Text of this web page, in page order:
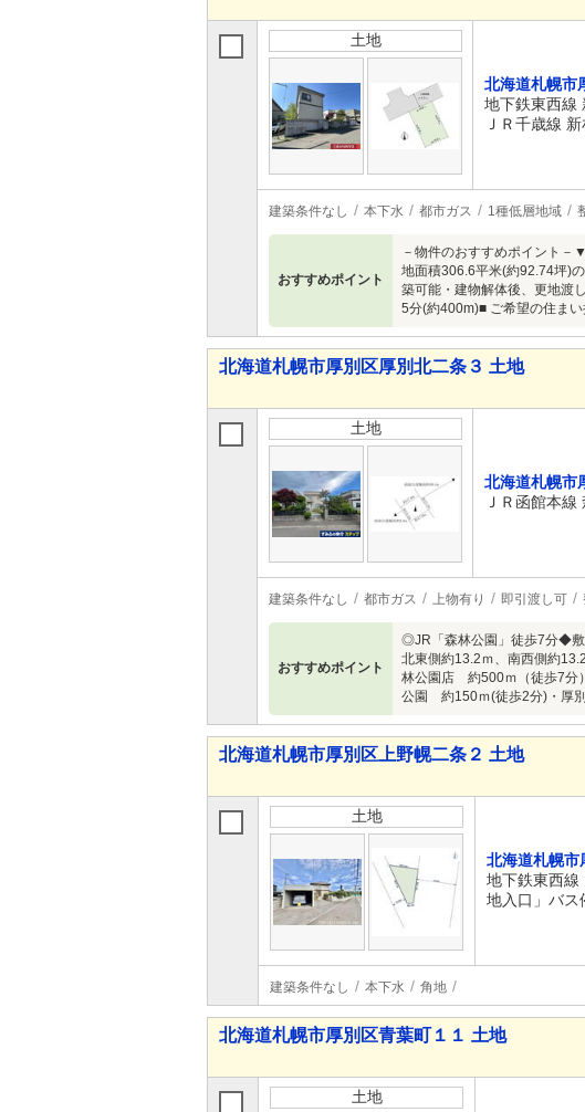
土地
北海道札幌市
地下鉄東西線
ＪＲ千歳線
建築条件なし 本下水 都市ガス 1種低層地域
おすすめポイント
－物件のおすすめポイント
地面積306.6平米(約92.74坪)
築可能・建物解体後、更地渡
5分(約400m)■ ご希望の住ま
北海道札幌市厚別区厚別北二条３ 土地
土地
北海道札幌市
ＪＲ函館本
建築条件なし 都市ガス 上物有り 即引渡し可
おすすめポイント
◎JR「森林公園」徒歩7分◆敷
北東側約13.2ｍ、南西側約
林公園店 約500ｍ（徒歩7分
公園 約150ｍ(徒歩2分)・厚
北海道札幌市厚別区上野幌二条２ 土地
土地
北海道札幌市
地下鉄東西線
地入口」バス
建築条件なし 本下水 角地
北海道札幌市厚別区青葉町１１ 土地
土地